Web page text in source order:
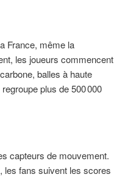
France, même la
les joueurs commencent
balles à haute
plus de 500 000
capteurs de mouvement.
les fans suivent les scores